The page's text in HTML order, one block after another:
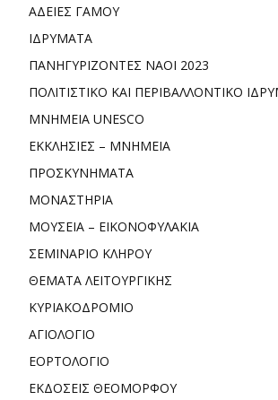
ΑΔΕΙΕΣ ΓΑΜΟΥ
ΙΔΡΥΜΑΤΑ
ΠΑΝΗΓΥΡΙΖΟΝΤΕΣ ΝΑΟΙ 2023
ΠΟΛΙΤΙΣΤΙΚΟ ΚΑΙ ΠΕΡΙΒΑΛΛΟΝΤΙΚΟ
ΜΝΗΜΕΙΑ UNESCO
ΕΚΚΛΗΣΙΕΣ – ΜΝΗΜΕΙΑ
ΠΡΟΣΚΥΝΗΜΑΤΑ
ΜΟΝΑΣΤΗΡΙΑ
ΜΟΥΣΕΙΑ – ΕΙΚΟΝΟΦΥΛΑΚΙΑ
ΣΕΜΙΝΑΡΙΟ ΚΛΗΡΟΥ
ΘΕΜΑΤΑ ΛΕΙΤΟΥΡΓΙΚΗΣ
ΚΥΡΙΑΚΟΔΡΟΜΙΟ
ΑΓΙΟΛΟΓΙΟ
ΕΟΡΤΟΛΟΓΙΟ
ΕΚΔΟΣΕΙΣ ΘΕΟΜΟΡΦΟΥ